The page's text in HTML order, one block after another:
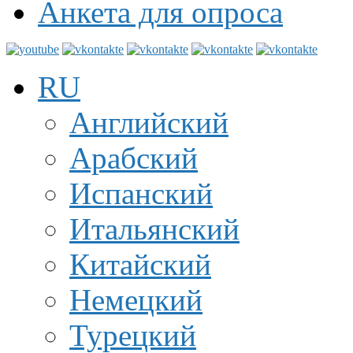
Анкета для опроса
RU
Английский
Арабский
Испанский
Итальянский
Китайский
Немецкий
Турецкий